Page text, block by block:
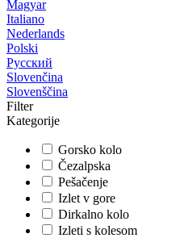
Magyar
Italiano
Nederlands
Polski
Русский
Slovenčina
Slovenščina
Filter
Kategorije
Gorsko kolo
Čezalpska
Pešačenje
Izlet v gore
Dirkalno kolo
Izleti s kolesom